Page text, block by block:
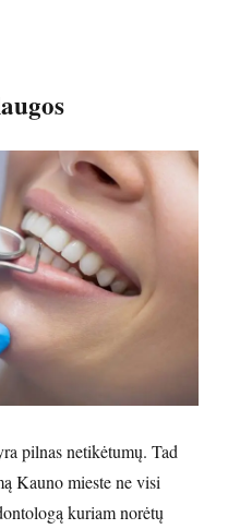
pilnas netikėtumų. Tad
Kauno mieste ne visi
kuriam norėtų